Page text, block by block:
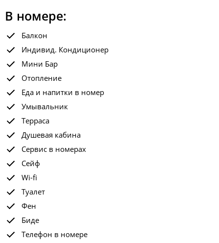
В номере:
Балкон
Индивид. Кондиционер
Мини Бар
Отопление
Еда и напитки в номер
Умывальник
Терраса
Душевая кабина
Сервис в номерах
Сейф
Wi-fi
Туалет
Фен
Биде
Телефон в номере